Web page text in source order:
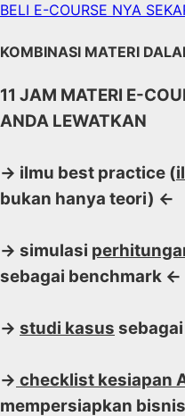
BELI E-COURSE NYA
KOMBINASI MATERI
11 JAM MATERI E-
ANDA LEWATKAN
-> ilmu best practice (
bukan hanya teori) <-
-> simulasi
sebagai benchmark <-
-> studi kasus
-> checklist kesiapan
mempersiapkan